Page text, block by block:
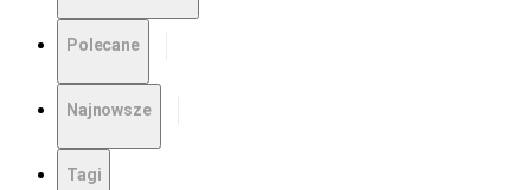
Polecane
Najnowsze
Tagi